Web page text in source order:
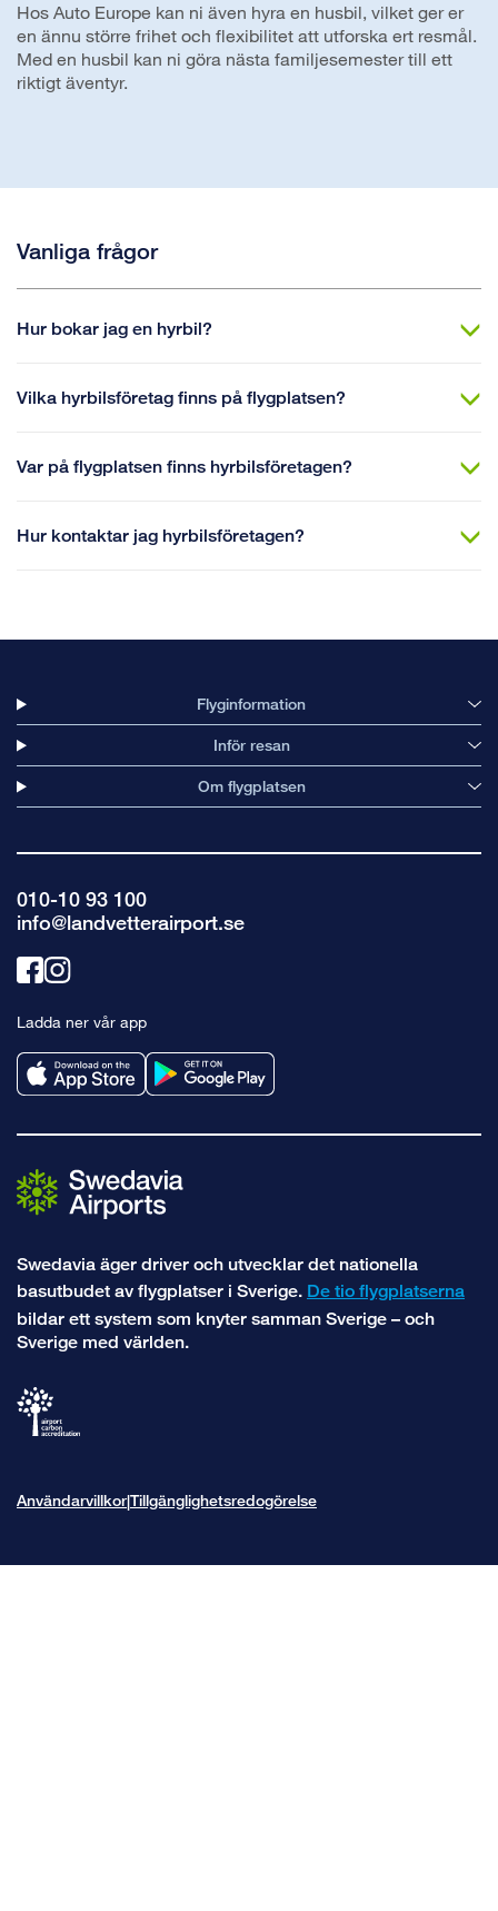
Hos Auto Europe kan ni även hyra en husbil, vilket ger er
en ännu större frihet och flexibilitet att utforska ert resmål.
Med en husbil kan ni göra nästa familjesemester till ett
riktigt äventyr.
Vanliga frågor
Hur bokar jag en hyrbil?
Vilka hyrbilsföretag finns på flygplatsen?
Var på flygplatsen finns hyrbilsföretagen?
Hur kontaktar jag hyrbilsföretagen?
Flyginformation
Inför resan
Om flygplatsen
010-10 93 100
info@landvetterairport.se
Länk
facebook
Länk
instagram
Ladda ner vår app
Swedavia äger driver och utvecklar det nationella
basutbudet av flygplatser i Sverige. De tio flygplatserna
bildar ett system som knyter samman Sverige – och
Sverige med världen.
Användarvillkor|Tillgänglighetsredogörelse